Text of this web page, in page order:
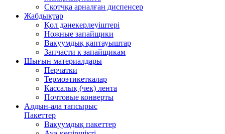
Скотчқа арналған диспенсер
Жабдықтар
Қол дәнекерлеуіштері
Ножные запайщики
Вакуумдық қаптауыштар
Запчасти к запайщикам
Шығын материалдары
Перчатки
Термоэтикеткалар
Кассалық (чек) лента
Почтовые конверты
Алдын-ала тапсырыс
Пакеттер
Вакуумдық пакеттер